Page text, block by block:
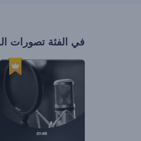
في الفئة تصورات